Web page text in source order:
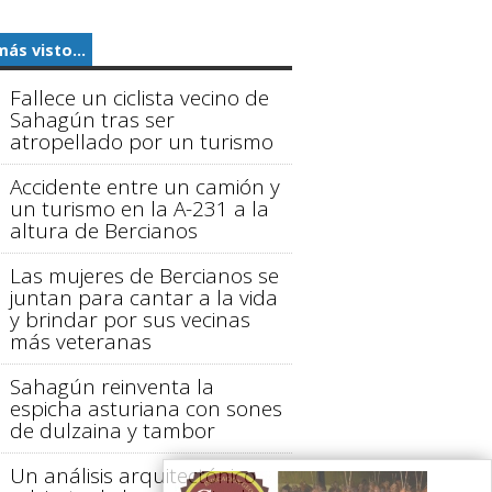
visto...
Fallece un ciclista vecino de
Sahagún tras ser
atropellado por un turismo
Accidente entre un camión y
un turismo en la A-231 a la
altura de Bercianos
Las mujeres de Bercianos se
juntan para cantar a la vida
y brindar por sus vecinas
más veteranas
Sahagún reinventa la
espicha asturiana con sones
de dulzaina y tambor
Un análisis arquitectónico